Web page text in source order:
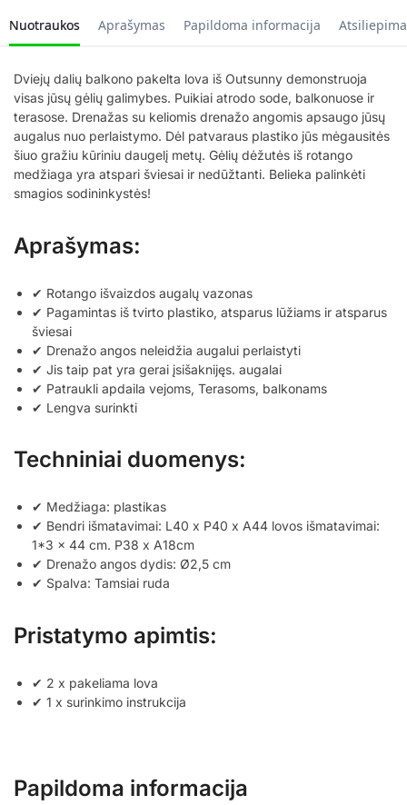
Nuotraukos Aprašymas Papildoma informacija
Dviejų dalių balkono pakelta lova iš Outsunny demonstruoja
visas jūsų gėlių galimybes. Puikiai atrodo sode, balkonuose ir
terasose. Drenažas su keliomis drenažo angomis apsaugo jūsų
augalus nuo perlaistymo. Dėl patvaraus plastiko jūs mėgausitės
šiuo gražiu kūriniu daugelį metų. Gėlių dėžutės iš rotango
medžiaga yra atspari šviesai ir nedūžtanti. Belieka palinkėti
smagios sodininkystės!
Aprašymas:
✔ Rotango išvaizdos augalų vazonas
✔ Pagamintas iš tvirto plastiko, atsparus lūžiams ir atsparus
šviesai
✔ Drenažo angos neleidžia augalui perlaistyti
✔ Jis taip pat yra gerai įsišaknijęs. augalai
✔ Patraukli apdaila vejoms, Terasoms, balkonams
✔ Lengva surinkti
Techniniai duomenys:
✔ Medžiaga: plastikas
✔ Bendri išmatavimai: L40 x P40 x A44 lovos išmatavimai:
1*3 x 44 cm. P38 x A18cm
✔ Drenažo angos dydis: Ø2,5 cm
✔ Spalva: Tamsiai ruda
Pristatymo apimtis:
✔ 2 x pakeliama lova
✔ 1 x surinkimo instrukcija
Papildoma informacija